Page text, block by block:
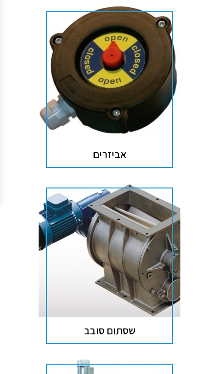
אביזרים
שסתום סובב